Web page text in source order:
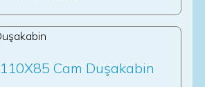
Cam Duşakabin